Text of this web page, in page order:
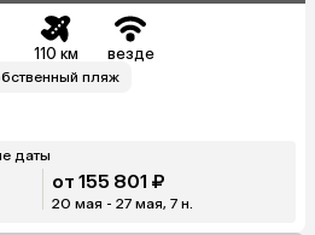
110 км везде
пляж
даты
от 155 801 ₽
20 мая - 27 мая, 7 н.